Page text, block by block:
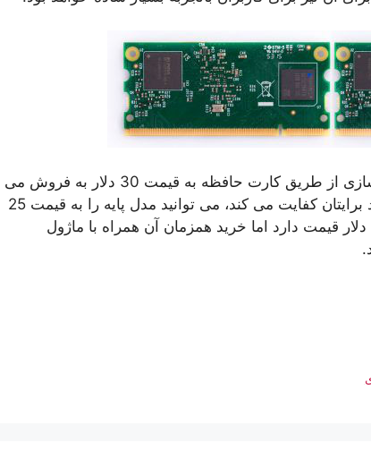
گفتنیست CM3 با قابلیت ارتقاء فضای ذخیره سازی از طریق کارت حافظه به قیمت 30 دلار به فروش می
رسد، اما اگر 4 گیگابایت حافظه فلش روی بورد برایتان کفایت می کند، می توانید مدل پایه را به قیمت 25
دلار تهیه کنید. ماژول ارتباطی نیز به تنهایی 116 دلار قیمت دارد اما خرید همزمان آن همراه با ماژول